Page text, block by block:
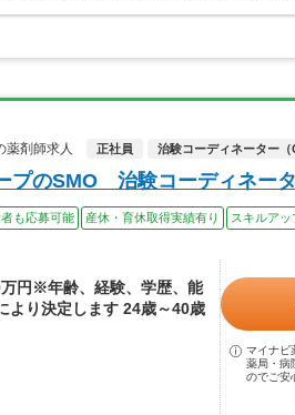
剤師求人
正社員 治験コーディネーター（
プのSMO 治験コーディネー
も応募可能 産休・育休取得実績有り スキルアッ
万円※年齢、経験、学歴、能
より決定します 24歳～40歳
マイナビ
薬局・病
のでご安